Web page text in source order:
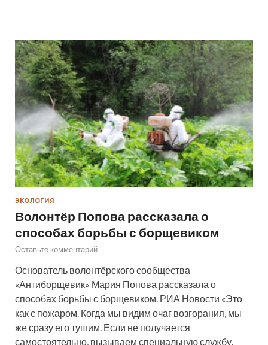
ЭКОЛОГИЯ
Волонтёр Попова рассказала о
способах борьбы с борщевиком
Оставьте комментарий
Основатель волонтёрского сообщества
«Антиборщевик» Мария Попова рассказала о
способах борьбы с борщевиком. РИА Новости «Это
как с пожаром. Когда мы видим очаг возгорания, мы
же сразу его тушим. Если не получается
самостоятельно, вызываем специальную службу.